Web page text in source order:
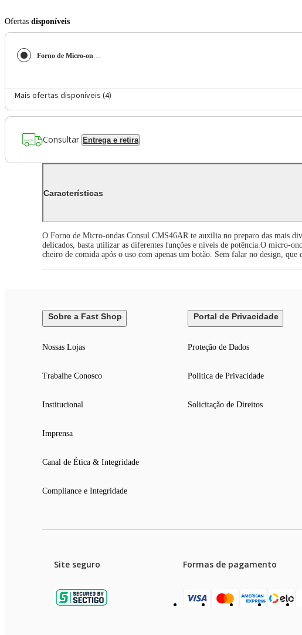
Ofertas disponíveis
Forno de Micro-ondas Consul CMS46AR com Função Menu Fácil 32L - Prata
Mais ofertas disponíveis (4)
Consultar Entrega e retira
Características
O Forno de Micro-ondas Consul CMS46AR te auxilia no preparo das mais
delicados, basta utilizar as diferentes funções e níveis de potência.O micro-
cheiro de comida após o uso com apenas um botão. Sem falar no design, que
Sobre a Fast Shop
Nossas Lojas
Trabalhe Conosco
Institucional
Imprensa
Canal de Ética & Integridade
Compliance e Integridade
Portal de Privacidade
Proteção de Dados
Politica de Privacidade
Solicitação de Direitos
Site seguro Formas de pagamento